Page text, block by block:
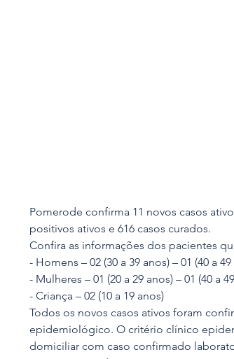
Pomerode confirma 11 novos casos
positivos ativos e 616 casos curados.
Confira as informações dos pacientes
- Homens – 02 (30 a 39 anos) – 01 (40 a
- Mulheres – 01 (20 a 29 anos) – 01 (40 a
- Criança – 02 (10 a 19 anos)
Todos os novos casos ativos foram
epidemiológico. O critério clínico
domiciliar com caso confirmado